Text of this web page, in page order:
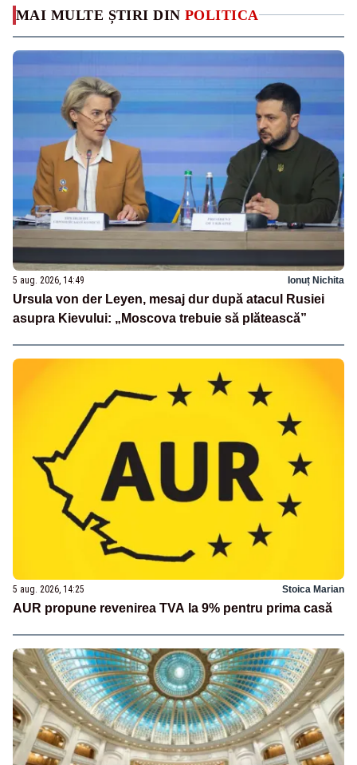
MAI MULTE ȘTIRI DIN POLITICA
5 aug. 2026, 14:49 Ionuț Nichita
Ursula von der Leyen, mesaj dur după atacul Rusiei
asupra Kievului: „Moscova trebuie să plătească”
5 aug. 2026, 14:25 Stoica Marian
AUR propune revenirea TVA la 9% pentru prima casă